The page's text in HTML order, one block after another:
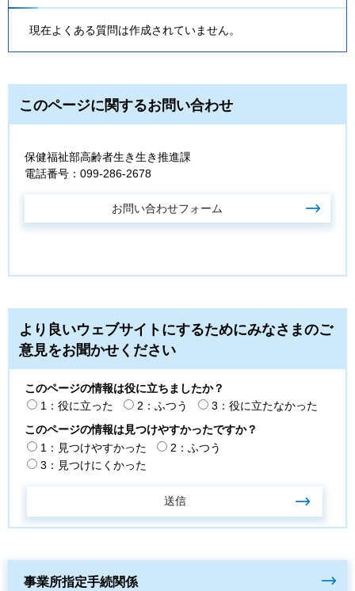
現在よくある質問は作成されていません。
このページに関するお問い合わせ
保健福祉部高齢者生き生き推進課
電話番号：099-286-2678
より良いウェブサイトにするためにみなさまのご
意見をお聞かせください
このページの情報は役に立ちましたか？
1：役に立った
2：ふつう
3：役に立たなかった
このページの情報は見つけやすかったですか？
1：見つけやすかった
2：ふつう
3：見つけにくかった
事業所指定手続関係